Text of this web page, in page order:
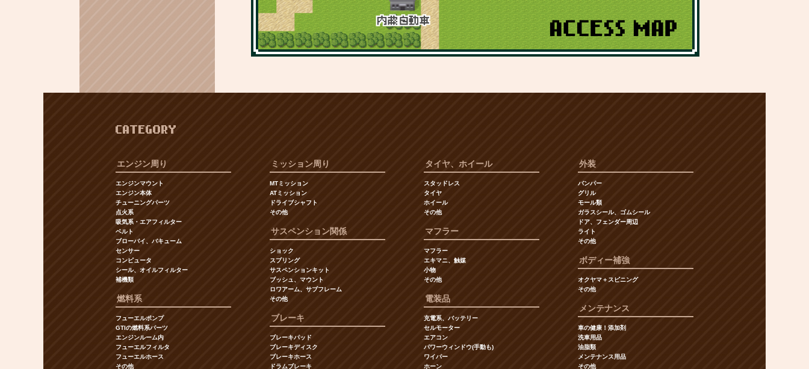
CATEGORY
エンジン周り
エンジンマウント
エンジン本体
チューニングパーツ
点火系
吸気系・エアフィルター
ベルト
ブローバイ、バキューム
センサー
コンピュータ
シール、オイルフィルター
補機類
燃料系
フューエルポンプ
GTIの燃料系パーツ
エンジンルーム内
フューエルフィルタ
フューエルホース
その他
ミッション周り
MTミッション
ATミッション
ドライブシャフト
その他
サスペンション関係
ショック
スプリング
サスペンションキット
ブッシュ、マウント
ロワアーム、サブフレーム
その他
ブレーキ
ブレーキパッド
ブレーキディスク
ブレーキホース
ドラムブレーキ
タイヤ、ホイール
スタッドレス
タイヤ
ホイール
その他
マフラー
マフラー
エキマニ、触媒
小物
その他
電装品
充電系、バッテリー
セルモーター
エアコン
パワーウィンドウ(手動も)
ワイパー
ホーン
外装
バンパー
グリル
モール類
ガラスシール、ゴムシール
ドア、フェンダー周辺
ライト
その他
ボディー補強
オクヤマ＋スピニング
その他
メンテナンス
車の健康！添加剤
洗車用品
油脂類
メンテナンス用品
その他